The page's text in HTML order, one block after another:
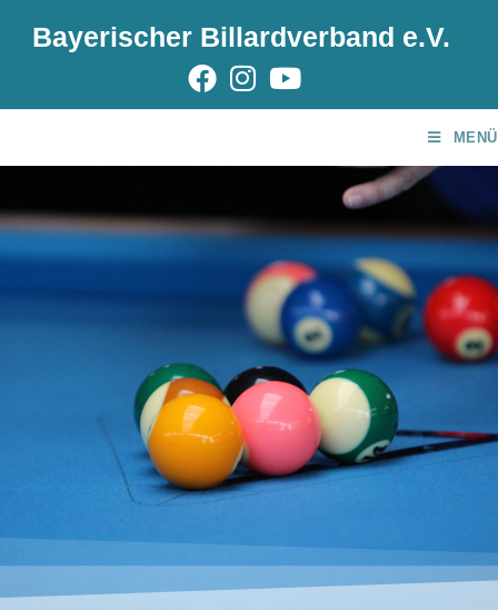
Bayerischer Billardverband e.V.
MENÜ